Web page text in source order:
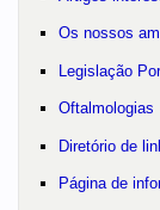
Os nossos
Legislação
Oftalmologias
Diretório de
Página de